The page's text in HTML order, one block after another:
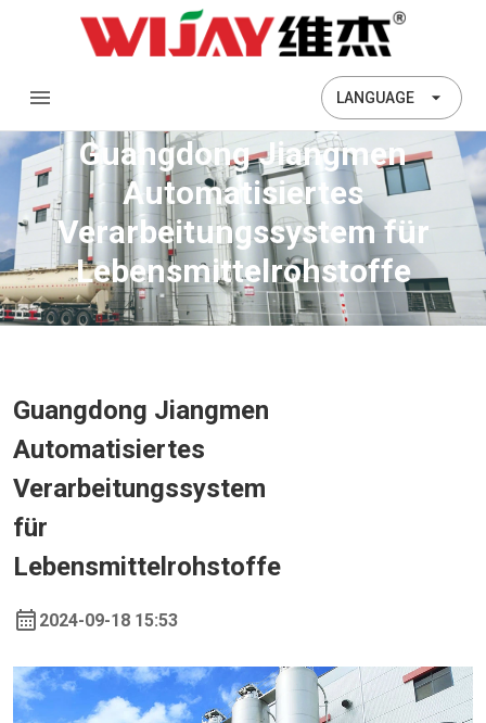
LANGUAGE
Guangdong Jiangmen
Automatisiertes
Verarbeitungssystem für
Lebensmittelrohstoffe
Guangdong Jiangmen
Automatisiertes
Verarbeitungssystem
für
Lebensmittelrohstoffe
2024-09-18 15:53